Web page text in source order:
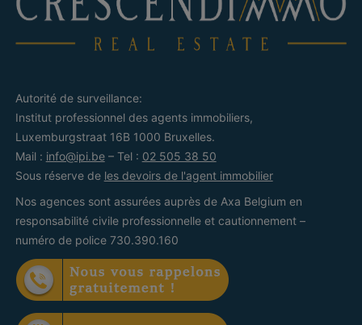
Autorité de surveillance:
Institut professionnel des agents immobiliers,
Luxemburgstraat 16B 1000 Bruxelles.
Mail : info@ipi.be– Tel : 02 505 38 50
Sous réserve de les devoirs de l'agent immobilier
Nos agences sont assurées auprès de Axa Belgium en
responsabilité civile professionnelle et cautionnement –
numéro de police 730.390.160